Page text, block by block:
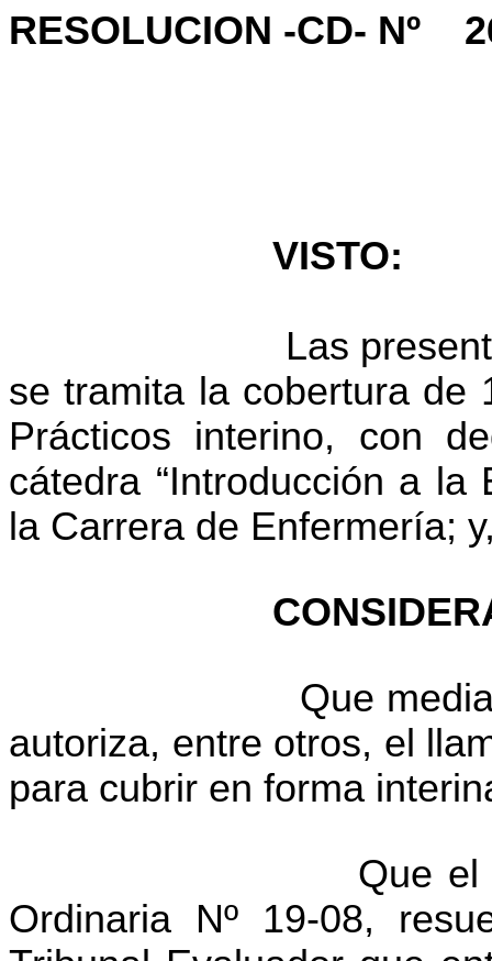
RESOLUCION -CD- Nº
VISTO:
Las
se tramita la cobertura de
Prácticos interino, con
cátedra “Introducción a la
la Carrera de Enfermería;
Que
autoriza, entre otros, el
para cubrir en forma
Que el
Ordinaria Nº 19-08,